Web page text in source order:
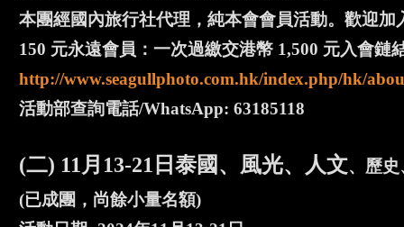
本團經國內旅行社代理，純本會會員活動。歡迎
150 元永遠會員：一次過繳交港幣 1,500 元入會鏈
http://www.seagullphoto.com.hk/index.php/hk/
活動部查詢電話/WhatsApp: 63185118
(二) 11月13-21日泰國、風光、人文、歷史
(已成團，尚餘小量名額)